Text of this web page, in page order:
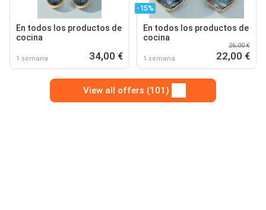
En todos los productos de
cocina
1 semana 34,00 €
-15%
En todos los productos de
cocina
1 semana
26,00 €
22,00 €
View all offers (101)